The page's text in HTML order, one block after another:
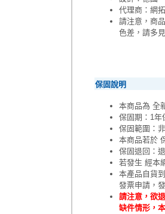
代理商：網
請注意，商
色差，請多
保固說明
本商品為 全
保固期：1年
保固範圍：
本商品若於
保固退回：
若發生 經本
本產品自貨
發票申請，
請注意，欲
缺件情形，